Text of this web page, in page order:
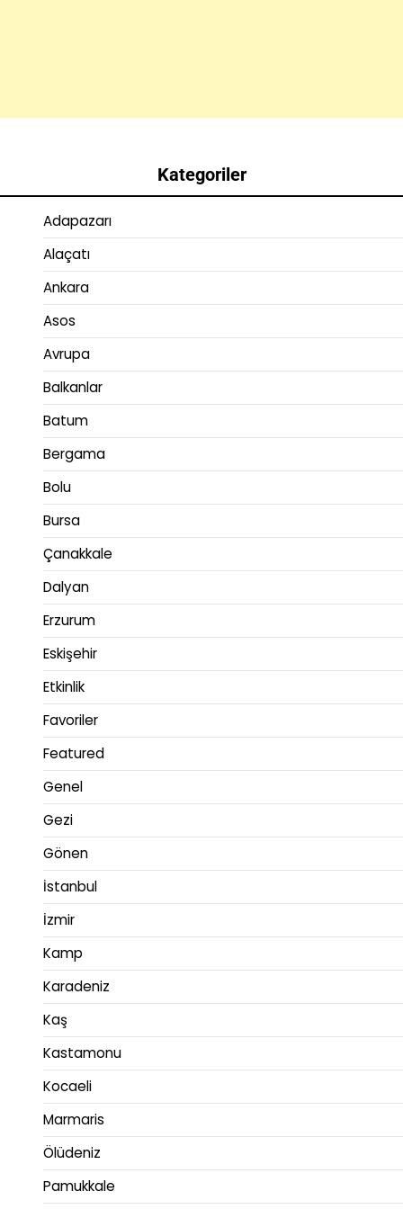
Kategoriler
Adapazarı
Alaçatı
Ankara
Asos
Avrupa
Balkanlar
Batum
Bergama
Bolu
Bursa
Çanakkale
Dalyan
Erzurum
Eskişehir
Etkinlik
Favoriler
Featured
Genel
Gezi
Gönen
İstanbul
İzmir
Kamp
Karadeniz
Kaş
Kastamonu
Kocaeli
Marmaris
Ölüdeniz
Pamukkale